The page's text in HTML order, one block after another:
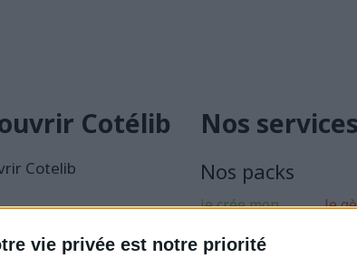
vie privée est notre priorité
Cotélib
Cotelib
Nos services
Nos packs
je crée mon
Je